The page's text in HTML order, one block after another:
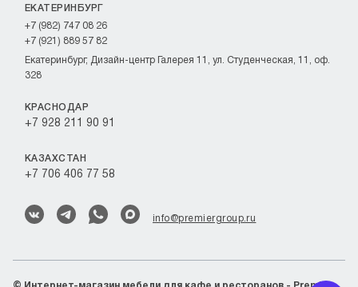
info@premiergroup.ru
ЕКАТЕРИНБУРГ
+7 (982) 747 08 26
+7 (921) 889 57 82
Екатеринбург, Дизайн-центр Галерея 11, ул. Студенческая, 11, оф.
328
КРАСНОДАР
+7 928 211 90 91
КАЗАХСТАН
+7 706 406 77 58